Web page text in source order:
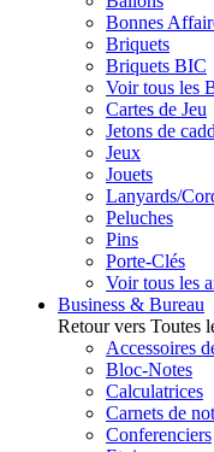
Bonnes
Briquets
Briquets BIC
Voir tous les
Cartes de Jeu
Jetons de
Jeux
Jouets
Lanyards/
Peluches
Pins
Porte-Clés
Voir tous les
Business & Bureau
Retour vers Toutes
Accessoires
Bloc-Notes
Calculatrices
Carnets de
Conferenciers